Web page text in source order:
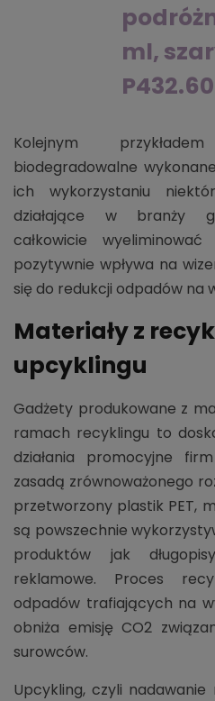
ml,
Kolejnym
biodegradowalne
ich wykorzystaniu
działające w branży
całkowicie
pozytywnie wpływa na
się do redukcji odpadów na
Materiały z
upcyklingu
Gadżety produkowane z
ramach recyklingu to
działania promocyjne
zasadą zrównoważonego
przetworzony plastik PET,
są powszechnie
produktów jak
reklamowe. Proces
odpadów trafiających na
obniża emisję CO2
surowców.
Upcykling, czyli